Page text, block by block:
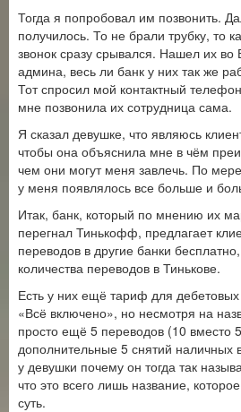
Тогда я попробовал им позвонить.
получилось. То не брали трубку, то
звонок сразу срывался. Нашел их во
админа, весь ли банк у них так же
Тот спросил мой контактный
мне позвонила их сотрудница сама.
Я сказал девушке, что являюсь
чтобы она объяснила мне в чём
чем они могут меня завлечь. По
у меня появлялось все больше и
Итак, банк, который по мнению их
перегнал Тинькофф, предлагает
переводов в другие банки
количества переводов в Тинькове.
Есть у них ещё тариф для
«Всё включено», но несмотря на
просто ещё 5 переводов (10 вместо
дополнительные 5 снятий наличных
у девушки почему он тогда так
что это всего лишь название,
суть.